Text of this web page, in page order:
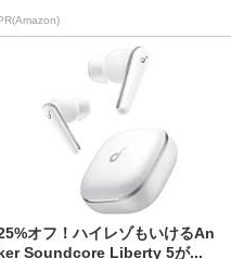
オフ！ハイレゾもいけるAn
Soundcore Liberty 5が...